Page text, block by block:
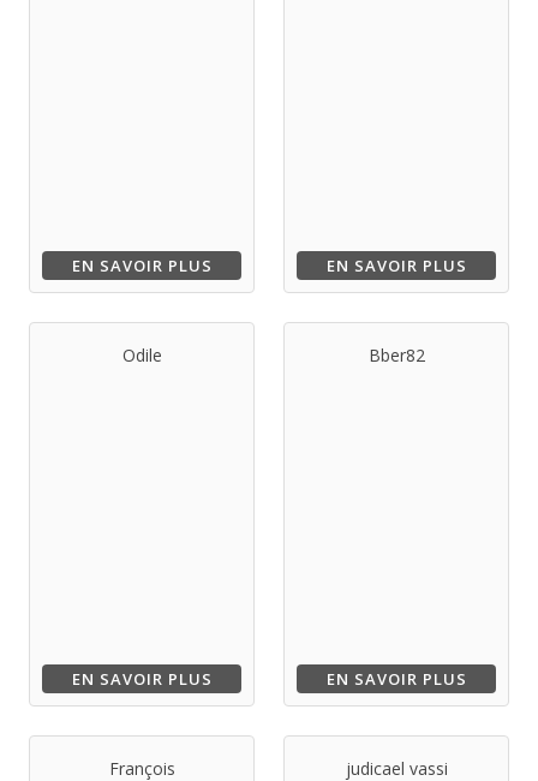
EN SAVOIR PLUS EN SAVOIR PLUS
Odile
EN SAVOIR PLUS
Bber82
EN SAVOIR PLUS
François judicael vassi